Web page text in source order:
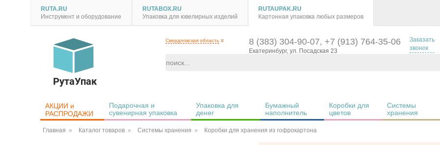
RUTA.RU
Инструмент и оборудование
RUTABOX.RU
Упаковка для ювелирных изделий
RUTAUPAK.RU
Картонная упаковка любых размеров
РутаУпак
Свердловская область 8 (383) 304-90-07, +7 (913) 764-35-06
Екатеринбург, ул. Посадская 23
Заказать
звонок
АКЦИИ и
РАСПРОДАЖИ
Подарочная и
сувенирная упаковка
Упаковка для
денег
Бумажный
наполнитель
Коробки для
цветов
Системы
хранения
Главная Каталог товаров Системы хранения Коробки для хранения из гофрокартона